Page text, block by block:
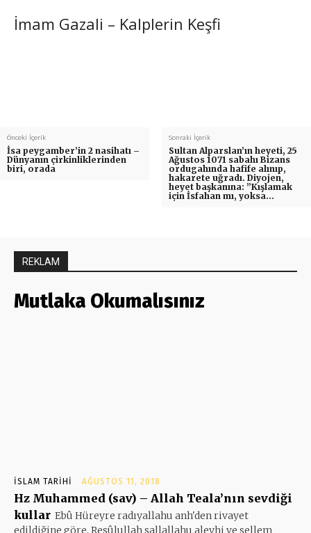
İmam Gazali – Kalplerin Keşfi
Önceki İçerik
İsa peygamber’in 2 nasihatı –
Dünyanın çirkinliklerinden
biri, orada
Sonraki İçerik
Sultan Alparslan’ın heyeti, 25
Ağustos 1071 sabahı Bizans
ordugahında hafife alınıp,
hakarete uğradı. Diyojen,
heyet başkanına: ”Kışlamak
için İsfahan mı, yoksa…
REKLAM
Mutlaka Okumalısınız
İSLAM TARIHI AĞUSTOS 11, 2018
Hz Muhammed (sav) – Allah Teala’nın sevdiği
kullar Ebû Hüreyre radıyallahu anh'den rivayet
edildiğine göre, Resûlullah sallallahu aleyhi ve sellem